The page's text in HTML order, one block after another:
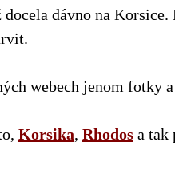
dávno na
webech jenom fotky
Korsika, Rhodos a tak